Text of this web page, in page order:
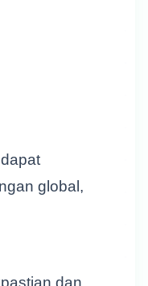
global,